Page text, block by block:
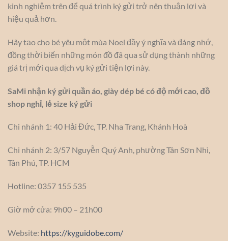
kinh nghiệm trên để quá trình ký gửi trở nên thuận lợi và
hiệu quả hơn.
Hãy tạo cho bé yêu một mùa Noel đầy ý nghĩa và đáng nhớ,
đồng thời biến những món đồ đã qua sử dụng thành những
giá trị mới qua dịch vụ ký gửi tiện lợi này.
SaMi nhận ký gửi quần áo, giày dép bé có độ mới cao, đồ
shop nghỉ, lẻ size ký gửi
Chi nhánh 1: 40 Hải Đức, TP. Nha Trang, Khánh Hoà
Chi nhánh 2: 3/57 Nguyễn Quý Anh, phường Tân Sơn Nhì,
Tân Phú, TP. HCM
Hotline: 0357 155 535
Giờ mở cửa: 9h00 – 21h00
Website: https://kyguidobe.com/